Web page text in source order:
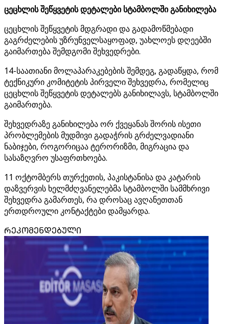
ცეცხლის შეწყვეტის დეტალები სტამბოლში განიხილება
ცეცხლის შეწყვეტის მდგრადი და გადამოწმებადი
გაგრძელების უზრუნველსაყოფად, უახლოეს დღეებში
გაიმართება შემდგომი შეხვედრები.
14-საათიანი მოლაპარაკებების შემდეგ, გადაწყდა, რომ
ტექნიკური კომიტეტის პირველი შეხვედრა, რომელიც
ცეცხლის შეწყვეტის დეტალებს განიხილავს, სტამბოლში
გაიმართება.
შეხვედრაზე განიხილება ორ ქვეყანას შორის ისეთი
პრობლემების მუდმივი გადაჭრის გრძელვადიანი
ნაბიჯები, როგორიცაა ტერორიზმი, მიგრაცია და
სასაზღვრო უსაფრთხოება.
11 ოქტომბერს თურქეთის, პაკისტანისა და კატარის
დაზვერვის ხელმძღვანელებმა სტამბოლში სამმხრივი
შეხვედრა გამართეს, რა დროსაც ავღანეთთან
ერთდროული კონტაქტები დამყარდა.
ᲠᲔᲙᲝᲛᲔᲜᲓᲔᲑᲣᲚᲘ